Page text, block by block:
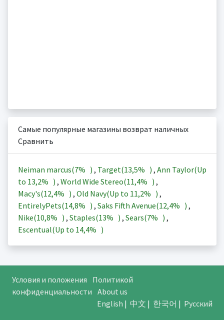
Самые популярные магазины возврат наличных
Сравнить
Neiman marcus(7% ) , Target(13,5% ) , Ann Taylor(Up
to 13,2% ) , World Wide Stereo(11,4% ) ,
Macy's(12,4% ) , Old Navy(Up to 11,2% ) ,
EntirelyPets(14,8% ) , Saks Fifth Avenue(12,4% ) ,
Nike(10,8% ) , Staples(13% ) , Sears(7% ) ,
Escentual(Up to 14,4% )
Условия и положения
Политикой
конфиденциальности About us
English | 中文 | 한국어 | Русский